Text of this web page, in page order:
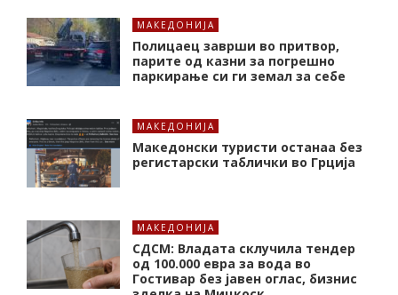
МАКЕДОНИЈА
Полицаец заврши во притвор,
парите од казни за погрешно
паркирање си ги земал за себе
МАКЕДОНИЈА
Македонски туристи останаа без
регистарски таблички во Грција
МАКЕДОНИЈА
СДСМ: Владата склучила тендер
од 100.000 евра за вода во
Гостивар без јавен оглас, бизнис